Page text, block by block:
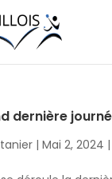
dernière
| Mai 2, 2024 |